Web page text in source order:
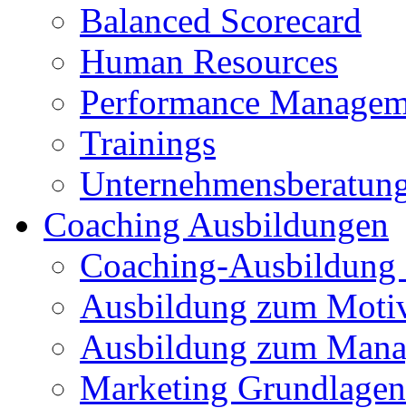
Balanced Scorecard
Human Resources
Performance
Trainings
Coaching Ausbildungen
Coaching-
Ausbildung zum
Ausbildung zum
Marketing